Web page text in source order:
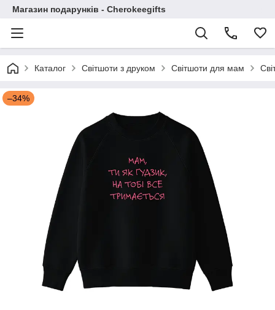
Магазин подарунків - Cherokeegifts
Каталог Світшоти з друком Світшоти для мам
–34%